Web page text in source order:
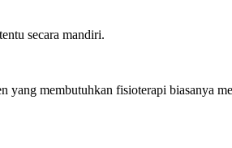
secara mandiri.
yang membutuhkan fisioterapi biasanya